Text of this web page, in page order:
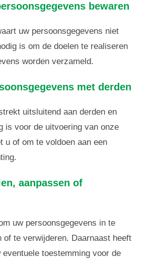
bewaren
uw persoonsgegevens niet
is om de doelen te realiseren
worden verzameld.
met derden
uitsluitend aan derden en
is voor de uitvoering van onze
u of om te voldoen aan een
aanpassen of
uw persoonsgegevens in te
of te verwijderen. Daarnaast heeft
toestemming voor de